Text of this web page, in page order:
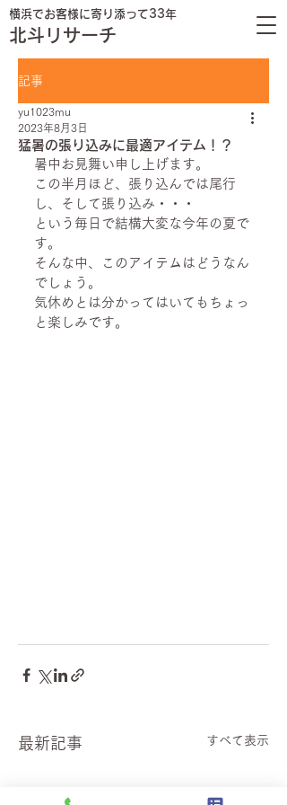
北斗リサーチ
横浜でお客様に寄り添って33年
記事
猛暑の張り込みに最適アイテム！？
yu1023mu
2023年8月3日
暑中お見舞い申し上げます。
この半月ほど、張り込んでは尾行
し、そして張り込み・・・
という毎日で結構大変な今年の夏で
す。
そんな中、このアイテムはどうなん
でしょう。
気休めとは分かってはいてもちょっ
と楽しみです。
最新記事 すべて表示